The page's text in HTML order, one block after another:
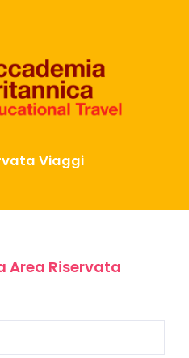
Viaggi
Area Riservata